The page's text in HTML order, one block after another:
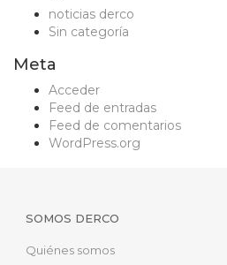
noticias derco
Sin categoría
Meta
Acceder
Feed de entradas
Feed de comentarios
WordPress.org
SOMOS DERCO
Quiénes somos